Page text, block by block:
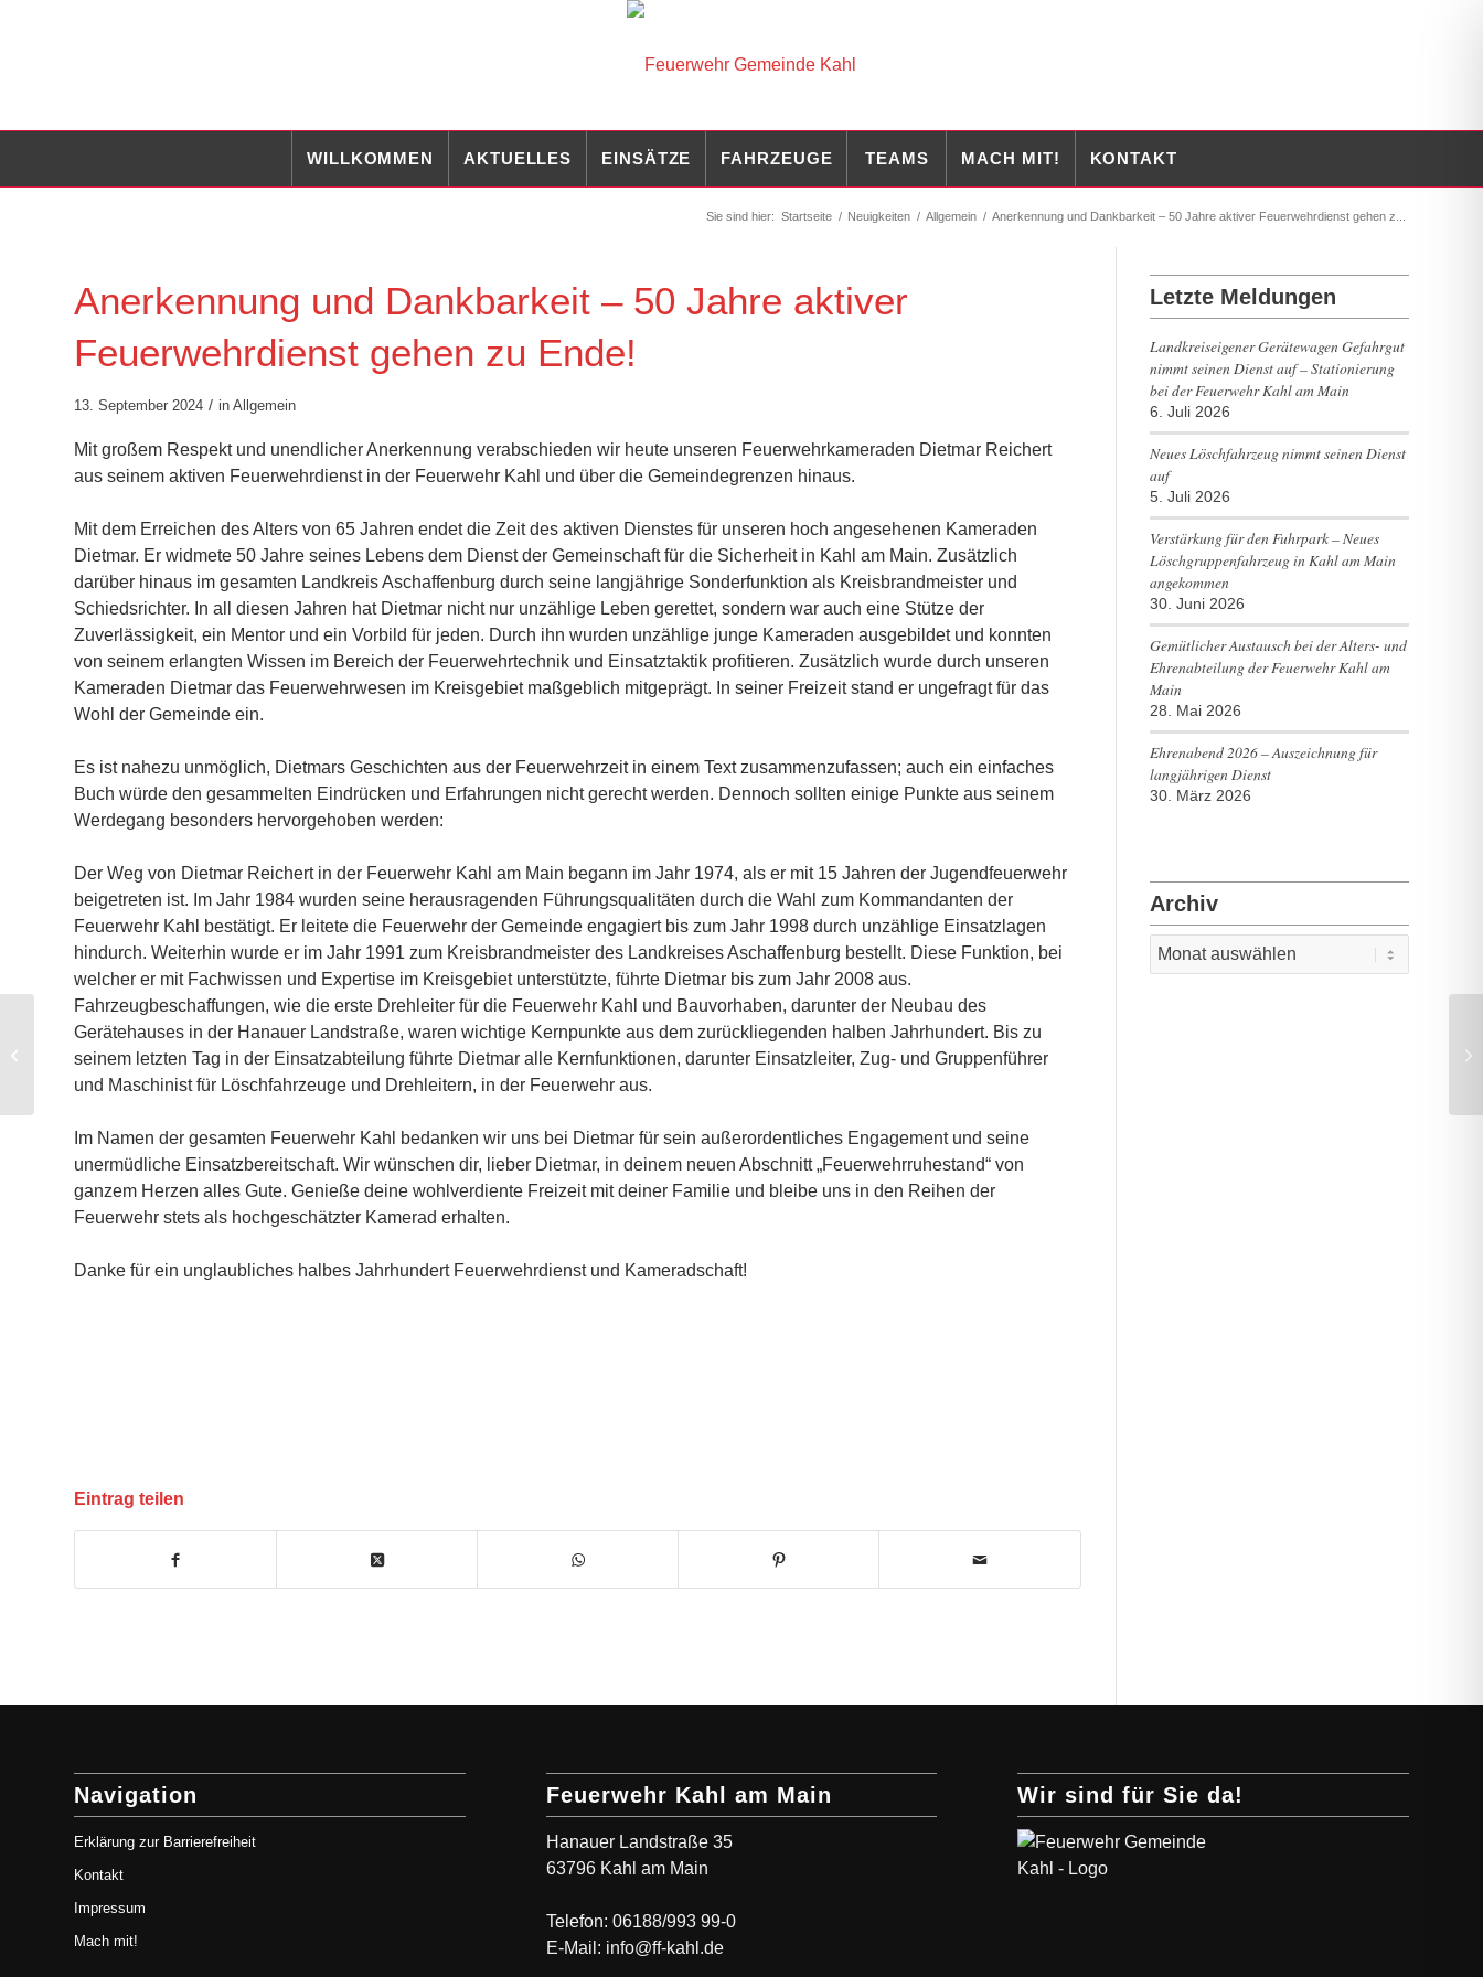
WILLKOMMEN AKTUELLES EINSÄTZE FAHRZEUGE TEAMS MACH MIT! KONTAKT
Sie sind hier: Startseite / Neuigkeiten / Allgemein / Anerkennung und Dankbarkeit – 50 Jahre aktiver Feuerwehrdienst gehen z...
Anerkennung und Dankbarkeit – 50 Jahre aktiver
Feuerwehrdienst gehen zu Ende!
13. September 2024 / in Allgemein
Mit großem Respekt und unendlicher Anerkennung verabschieden wir heute unseren Feuerwehrkameraden Dietmar Reichert
aus seinem aktiven Feuerwehrdienst in der Feuerwehr Kahl und über die Gemeindegrenzen hinaus.
Mit dem Erreichen des Alters von 65 Jahren endet die Zeit des aktiven Dienstes für unseren hoch angesehenen Kameraden
Dietmar. Er widmete 50 Jahre seines Lebens dem Dienst der Gemeinschaft für die Sicherheit in Kahl am Main. Zusätzlich
darüber hinaus im gesamten Landkreis Aschaffenburg durch seine langjährige Sonderfunktion als Kreisbrandmeister und
Schiedsrichter. In all diesen Jahren hat Dietmar nicht nur unzählige Leben gerettet, sondern war auch eine Stütze der
Zuverlässigkeit, ein Mentor und ein Vorbild für jeden. Durch ihn wurden unzählige junge Kameraden ausgebildet und konnten
von seinem erlangten Wissen im Bereich der Feuerwehrtechnik und Einsatztaktik profitieren. Zusätzlich wurde durch unseren
Kameraden Dietmar das Feuerwehrwesen im Kreisgebiet maßgeblich mitgeprägt. In seiner Freizeit stand er ungefragt für das
Wohl der Gemeinde ein.
Es ist nahezu unmöglich, Dietmars Geschichten aus der Feuerwehrzeit in einem Text zusammenzufassen; auch ein einfaches
Buch würde den gesammelten Eindrücken und Erfahrungen nicht gerecht werden. Dennoch sollten einige Punkte aus seinem
Werdegang besonders hervorgehoben werden:
Der Weg von Dietmar Reichert in der Feuerwehr Kahl am Main begann im Jahr 1974, als er mit 15 Jahren der Jugendfeuerwehr
beigetreten ist. Im Jahr 1984 wurden seine herausragenden Führungsqualitäten durch die Wahl zum Kommandanten der
Feuerwehr Kahl bestätigt. Er leitete die Feuerwehr der Gemeinde engagiert bis zum Jahr 1998 durch unzählige Einsatzlagen
hindurch. Weiterhin wurde er im Jahr 1991 zum Kreisbrandmeister des Landkreises Aschaffenburg bestellt. Diese Funktion, bei
welcher er mit Fachwissen und Expertise im Kreisgebiet unterstützte, führte Dietmar bis zum Jahr 2008 aus.
Fahrzeugbeschaffungen, wie die erste Drehleiter für die Feuerwehr Kahl und Bauvorhaben, darunter der Neubau des
Gerätehauses in der Hanauer Landstraße, waren wichtige Kernpunkte aus dem zurückliegenden halben Jahrhundert. Bis zu
seinem letzten Tag in der Einsatzabteilung führte Dietmar alle Kernfunktionen, darunter Einsatzleiter, Zug- und Gruppenführer
und Maschinist für Löschfahrzeuge und Drehleitern, in der Feuerwehr aus.
Im Namen der gesamten Feuerwehr Kahl bedanken wir uns bei Dietmar für sein außerordentliches Engagement und seine
unermüdliche Einsatzbereitschaft. Wir wünschen dir, lieber Dietmar, in deinem neuen Abschnitt „Feuerwehrruhestand“ von
ganzem Herzen alles Gute. Genieße deine wohlverdiente Freizeit mit deiner Familie und bleibe uns in den Reihen der
Feuerwehr stets als hochgeschätzter Kamerad erhalten.
Danke für ein unglaubliches halbes Jahrhundert Feuerwehrdienst und Kameradschaft!
Eintrag teilen
Letzte Meldungen
Landkreiseigener Gerätewagen Gefahrgut
nimmt seinen Dienst auf – Stationierung
bei der Feuerwehr Kahl am Main
6. Juli 2026
Neues Löschfahrzeug nimmt seinen Dienst
auf
5. Juli 2026
Verstärkung für den Fuhrpark – Neues
Löschgruppenfahrzeug in Kahl am Main
angekommen
30. Juni 2026
Gemütlicher Austausch bei der Alters- und
Ehrenabteilung der Feuerwehr Kahl am
Main
28. Mai 2026
Ehrenabend 2026 – Auszeichnung für
langjährigen Dienst
30. März 2026
Archiv
Navigation
Erklärung zur Barrierefreiheit
Kontakt
Impressum
Mach mit!
Feuerwehr Kahl am Main
Hanauer Landstraße 35
63796 Kahl am Main
Telefon: 06188/993 99-0
E-Mail: info@ff-kahl.de
Wir sind für Sie da!
Tag der Feuerwehr –
Kahl am Main